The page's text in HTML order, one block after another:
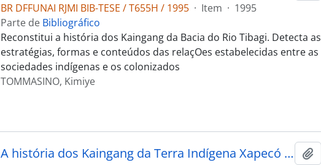
BR DFFUNAI RJMI BIB-TESE / T655H / 1995 · Item · 1995
Parte de Bibliográfico
Reconstitui a história dos Kaingang da Bacia do Rio Tibagi. Detecta as
estratégias, formas e conteúdos das relaçOes estabelecidas entre as
sociedades indígenas e os colonizados
TOMMASINO, Kimiye
A história dos Kaingang da Terra Indígena Xapecó (SC) nos artigos de Antonio Selistre de Campos: Jornal A Voz de Chapecó 1939/1952